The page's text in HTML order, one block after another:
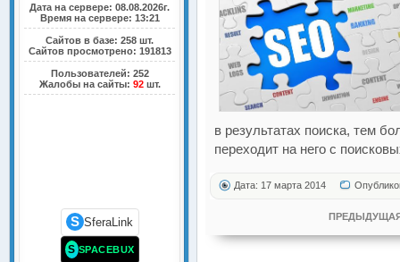
Дата на сервере: 08.08.2026г.
Время на сервере: 13:21
Сайтов в базе: 258 шт.
Сайтов просмотрено: 191813
Пользователей: 252
Жалобы на сайты: 92шт.
S SferaLink
S SPACEBUX
в результатах поиска, тем
переходит на него с
Дата: 17 марта 2014